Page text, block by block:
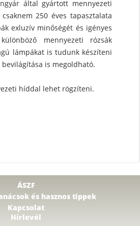
által gyártott mennyezeti
250 éves tapasztalata
exluzív minőségét és igényes
mennyezeti rózsák
lámpákat is tudunk készíteni
is megoldható.
híddal lehet rögzíteni.
ÁSZF
és hasznos tippek
Kapcsolat
Hírlevél